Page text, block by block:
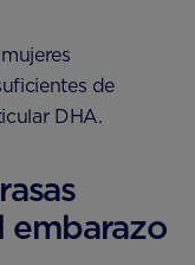
de
DHA.
embarazo